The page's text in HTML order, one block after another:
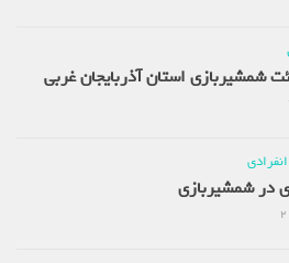
شمشیربازی استان آذربایجان غربی
در شمشیربازی